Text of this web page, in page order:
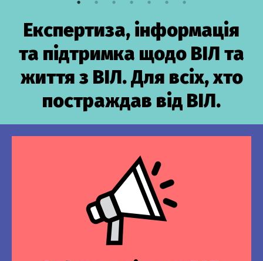
Експертиза, інформація
та підтримка щодо ВІЛ та
життя з ВІЛ. Для всіх, хто
постраждав від ВІЛ.